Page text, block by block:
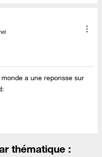
a une reponsse sur
thématique :